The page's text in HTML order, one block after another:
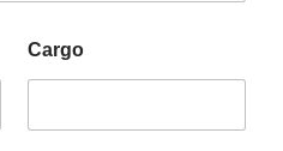
Cargo